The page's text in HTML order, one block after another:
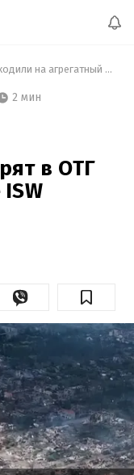
ВСУ не заходили на агрегатный завод в Волчанске: что говорят в ОТГ "Харьков" об отчете ISW
2 мин
в ОТГ